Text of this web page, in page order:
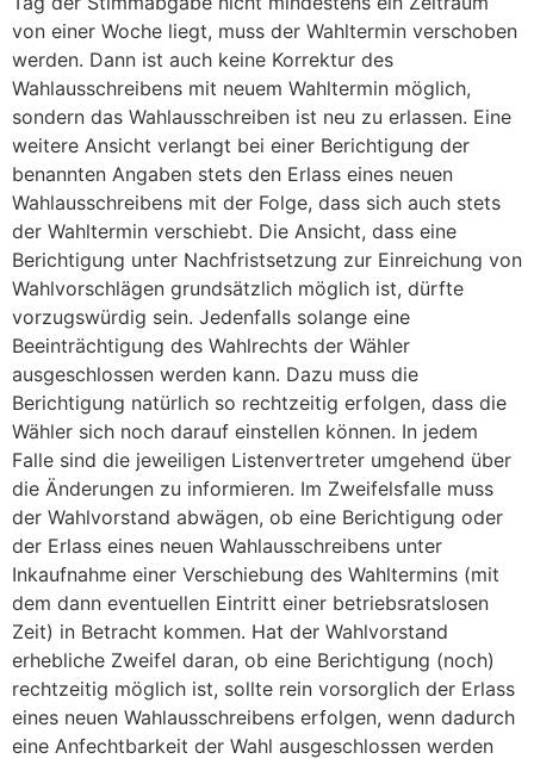
von einer Woche liegt, muss der Wahltermin verschoben
werden. Dann ist auch keine Korrektur des
Wahlausschreibens mit neuem Wahltermin möglich,
sondern das Wahlausschreiben ist neu zu erlassen. Eine
weitere Ansicht verlangt bei einer Berichtigung der
benannten Angaben stets den Erlass eines neuen
Wahlausschreibens mit der Folge, dass sich auch stets
der Wahltermin verschiebt. Die Ansicht, dass eine
Berichtigung unter Nachfristsetzung zur Einreichung von
Wahlvorschlägen grundsätzlich möglich ist, dürfte
vorzugswürdig sein. Jedenfalls solange eine
Beeinträchtigung des Wahlrechts der Wähler
ausgeschlossen werden kann. Dazu muss die
Berichtigung natürlich so rechtzeitig erfolgen, dass die
Wähler sich noch darauf einstellen können. In jedem
Falle sind die jeweiligen Listenvertreter umgehend über
die Änderungen zu informieren. Im Zweifelsfalle muss
der Wahlvorstand abwägen, ob eine Berichtigung oder
der Erlass eines neuen Wahlausschreibens unter
Inkaufnahme einer Verschiebung des Wahltermins (mit
dem dann eventuellen Eintritt einer betriebsratslosen
Zeit) in Betracht kommen. Hat der Wahlvorstand
erhebliche Zweifel daran, ob eine Berichtigung (noch)
rechtzeitig möglich ist, sollte rein vorsorglich der Erlass
eines neuen Wahlausschreibens erfolgen, wenn dadurch
eine Anfechtbarkeit der Wahl ausgeschlossen werden